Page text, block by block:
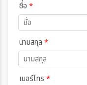
ชื่อ *
นามสกุล *
เบอร์โทร *